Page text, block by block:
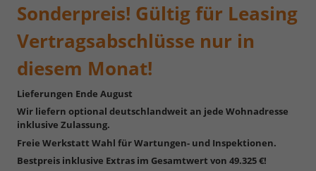
Sonderpreis! Gültig für Leasing
Vertragsabschlüsse nur in
diesem Monat!
Lieferungen Ende August
Wir liefern optional deutschlandweit an jede Wohnadresse
inklusive Zulassung.
Freie Werkstatt Wahl für Wartungen- und Inspektionen.
Bestpreis inklusive Extras im Gesamtwert von 49.325 €!